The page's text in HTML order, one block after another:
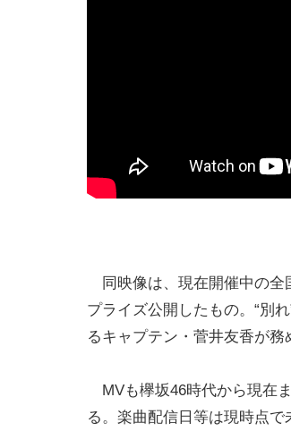
同映像は、現在開催中の全
プライズ公開したもの。“別
るキャプテン・菅井友香が務
MVも欅坂46時代から現在
る。楽曲配信日等は現時点で